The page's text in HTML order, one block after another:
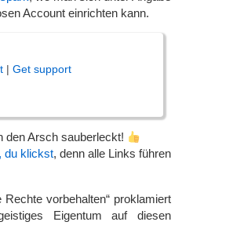
Account einrichten kann.
| Get support
den Arsch sauberleckt!
du klickst, denn alle Links führen
vorbehalten“ proklamiert
Eigentum auf diesen